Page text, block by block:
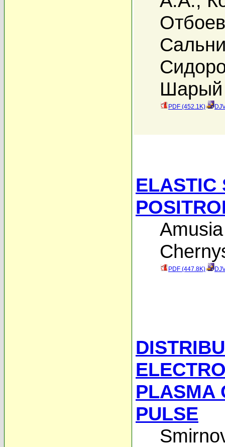
PDF (452.1K)
ELASTIC
PDF (447.8K)
PLASMA
PULSE